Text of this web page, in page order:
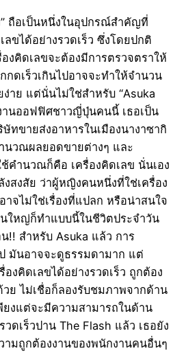
” ถือเป็นหนึ่งในอุปกรณ์สำคัญที่
ลขได้อย่างรวดเร็ว ซึ่งโดยปกติ
งคิดเลขจะต้องมีการตรวจตราให้
กดเร็วเกินไปอาจจะทำให้จำนวน
าย แต่นั่นไม่ใช่สำหรับ “Asuka
านออฟฟิศชาวญี่ปุ่นคนนี้ เธอเป็น
ทขายส่งอาหารในเมืองนางาซากิ
นวณผลยอดขายต่างๆ และ
คำนวณก็คือ เครื่องคิดเลข นั่นเอง
สงสัย ว่าผู้หญิงคนหนึ่งที่ใช่เครื่อง
จไม่ใช่เรื่องที่แปลก หรือน่าสนใจ
นใหญ่ก็ทำแบบนี้ในชีวิตประจำวัน
!! สำหรับ Asuka แล้ว การ
มันอาจจะดูธรรมดามาก แต่
งคิดเลขได้อย่างรวดเร็ว ถูกต้อง
ย ไม่เชื่อก็ลองรับชมภาพจากด้าน
งแต่จะมีความสามารถในด้าน
วดเร็วปาน The Flash แล้ว เธอยัง
ามถูกต้องงานของพนักงานคนอื่นๆ